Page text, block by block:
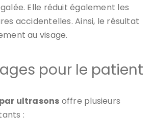
Elle réduit également les
accidentelles. Ainsi, le résultat
au visage.
pour le patient
ultrasons offre plusieurs
: